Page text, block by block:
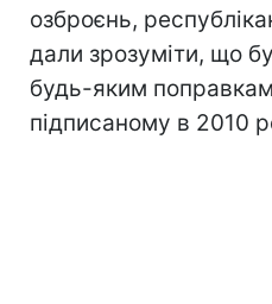
озброєнь,
дали зрозуміти, що
будь-яким
підписаному в 2010